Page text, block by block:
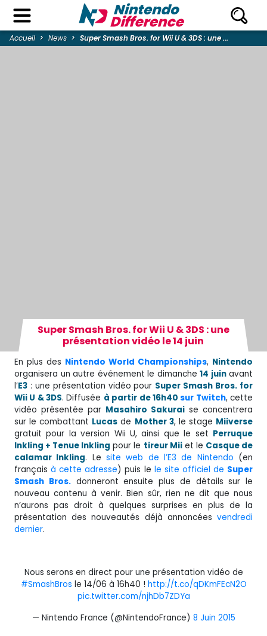
Accueil News Super Smash Bros. for Wii U & 3DS : une ...
Super Smash Bros. for Wii U & 3DS : une
présentation vidéo le 14 juin
En plus des Nintendo World Championships, Nintendo
organisera un autre événement le dimanche 14 juinavant
l’E3 : une présentation vidéo pour Super Smash Bros. for
Wii U & 3DS. Diffusée à partir de 16h40sur Twitch, cette
vidéo présentée par Masahiro Sakurai se concentrera
sur le combattant Lucas de Mother 3, le stage Miiverse
gratuit pour la version Wii U, ainsi quele set Perruque
Inkling + Tenue Inkling pour le tireur Miiet le Casque de
calamar Inkling. Lesite web de l’E3 de Nintendo (en
françaisà cette adresse) puis le le site officiel de Super
Smash Bros.donneront ensuite plus de détails sur le
nouveau contenu à venir. Bien sûr, rien ne dit que nous
n’aurons pas droit à quelques surprises en plus de la
présentation des nouveautés déjà annoncées vendredi
dernier.
Nous serons en direct pour une présentation vidéo de
#SmashBros le 14/06 à 16h40 ! http://t.co/qDKmFEcN2O
pic.twitter.com/njhDb7ZDYa
— Nintendo France (@NintendoFrance) 8 Juin 2015